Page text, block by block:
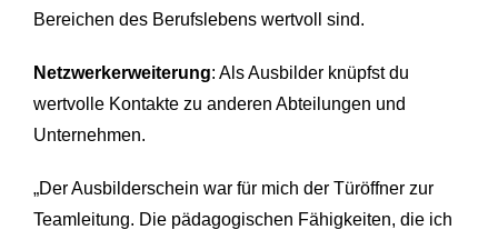
Bereichen des Berufslebens wertvoll sind.
Netzwerkerweiterung: Als Ausbilder knüpfst du
wertvolle Kontakte zu anderen Abteilungen und
Unternehmen.
„Der Ausbilderschein war für mich der Türöffner zur
Teamleitung. Die pädagogischen Fähigkeiten, die ich